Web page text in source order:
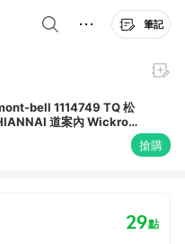
筆記
bell 1114749 TQ 松
道案內 Wickron
搶購
29點